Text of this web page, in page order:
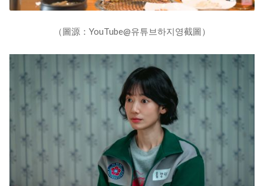
（圖源：YouTube@유튜브하지영截圖）